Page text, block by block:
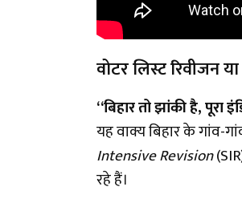
वोटर लिस्ट रिवीजन
“बिहार तो झांकी है, पूरा
यह वाक्य बिहार के गांव-
Intensive Revision
रहे हैं।